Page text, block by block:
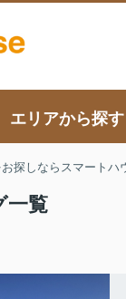
エリアから探す
探しならスマートハ
一覧